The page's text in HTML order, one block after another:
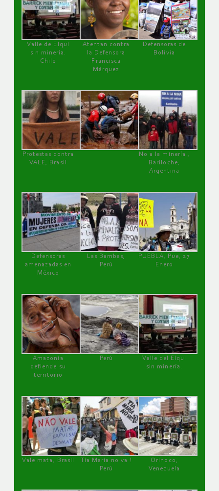
Valle de Elqui
sin minería.
Chile
Atentan contra
la Defensora
Francisca
Márquez
Defensoras de
Bolivia
Protestas contra
VALE, Brasil
No a la minería ,
Bariloche,
Argentina
Defensoras
amenazadas en
México
Las Bambas,
Perú
PUEBLA, Pue, 27
Enero
Amazonía
defiende su
territorio
Perú
Valle del Elqui
sin minería.
Vale mata, Brasil
Tía María no va !
Perú
Orinoco,
Venezuela